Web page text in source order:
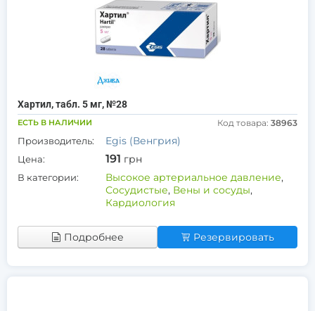
Хартил, табл. 5 мг, №28
ЕСТЬ В НАЛИЧИИ Код товара: 38963
Производитель: Egis (Венгрия)
Цена: 191 грн
В категории: Высокое артериальное давление,
Сосудистые, Вены и сосуды,
Кардиология
Подробнее Резервировать